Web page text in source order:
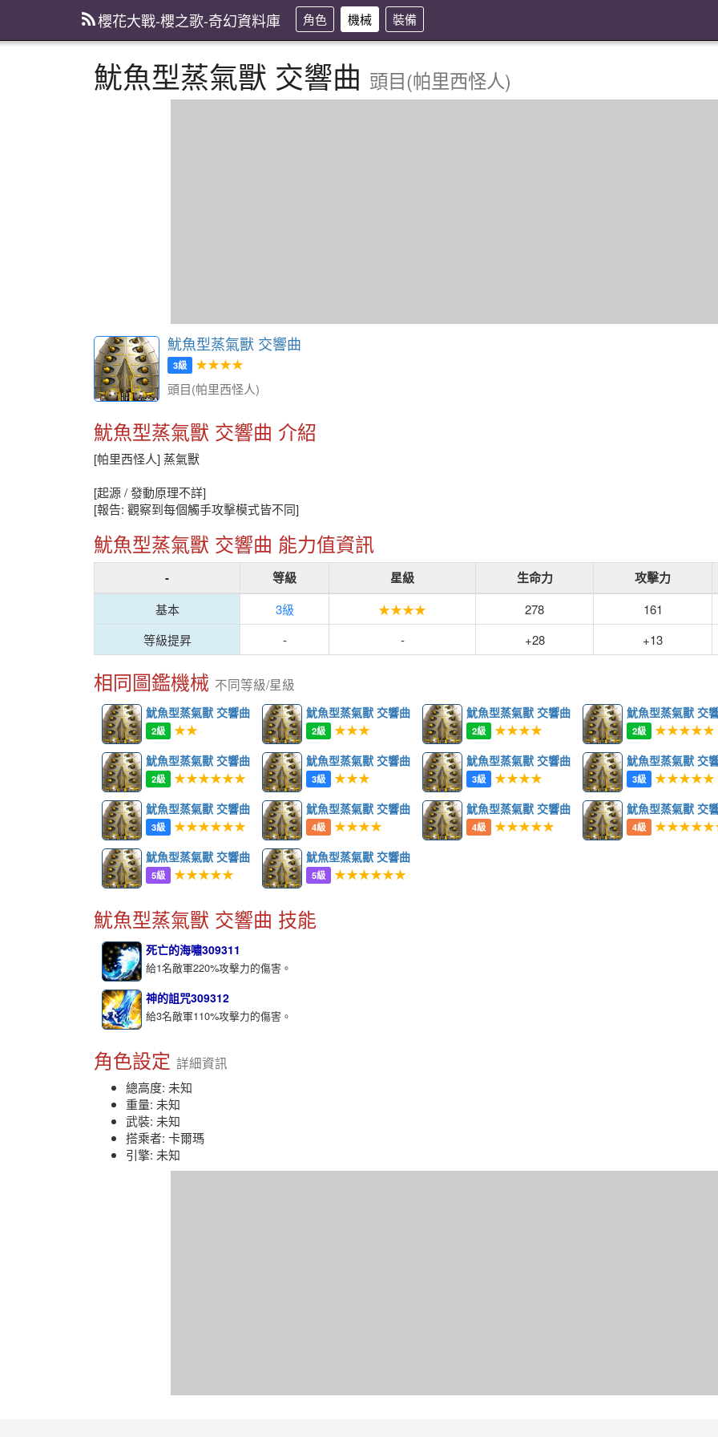
櫻花大戰-櫻之歌-奇幻資料庫 角色 機械 裝備
魷魚型蒸氣獸 交響曲 頭目(帕里西怪人)
魷魚型蒸氣獸 交響曲
3級
★★★★
頭目(帕里西怪人)
魷魚型蒸氣獸 交響曲 介紹
[帕里西怪人] 蒸氣獸
[起源 / 發動原理不詳]
[報告: 觀察到每個觸手攻擊模式皆不同]
魷魚型蒸氣獸 交響曲 能力值資訊
- 等級 星級 生命力 攻擊力
基本 3級 ★★★★ 278 161
等級提昇
- - +28 +13
相同圖鑑機械 不同等級/星級
魷魚型蒸氣獸 交響曲
2級 ★★
魷魚型蒸氣獸 交響曲
2級 ★★★
魷魚型蒸氣獸 交響曲
2級 ★★★★
魷魚型蒸氣獸 交
2級 ★★★★★
魷魚型蒸氣獸 交響曲
2級 ★★★★★★
魷魚型蒸氣獸 交響曲
3級 ★★★
魷魚型蒸氣獸 交響曲
3級 ★★★★
魷魚型蒸氣獸 交
3級 ★★★★★
魷魚型蒸氣獸 交響曲
3級 ★★★★★★
魷魚型蒸氣獸 交響曲
4級 ★★★★
魷魚型蒸氣獸 交響曲
4級 ★★★★★
魷魚型蒸氣獸 交
4級
魷魚型蒸氣獸 交響曲
5級 ★★★★★
魷魚型蒸氣獸 交響曲
5級 ★★★★★★
魷魚型蒸氣獸 交響曲 技能
死亡的海嘯309311
給1名敵軍220%攻擊力的傷害。
神的詛咒309312
給3名敵軍110%攻擊力的傷害。
角色設定 詳細資訊
總高度: 未知
重量: 未知
武裝: 未知
搭乘者: 卡爾瑪
引擎: 未知